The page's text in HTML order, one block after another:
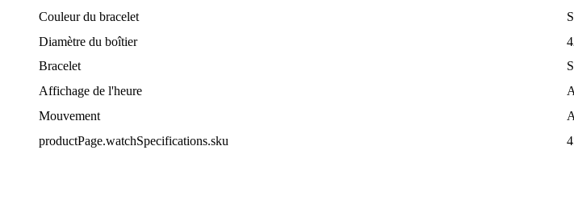
Couleur du bracelet
Diamètre du boîtier
Bracelet
Affichage de l'heure
Mouvement
productPage.watchSpecifications.sku